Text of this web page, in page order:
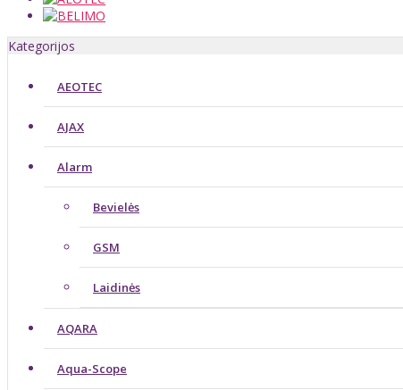
Kategorijos
AEOTEC
AJAX
Alarm
Bevielės
GSM
Laidinės
AQARA
Aqua-Scope